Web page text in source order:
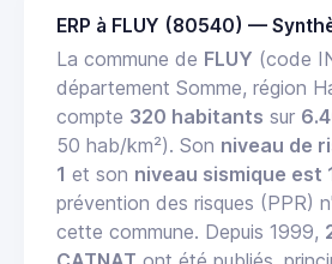
ERP à FLUY (80540) —
La commune de FLUY (code
département Somme, région
compte 320 habitants sur
50 hab/km²). Son niveau de
1 et son niveau sismique est
prévention des risques (PPR)
cette commune. Depuis 1999,